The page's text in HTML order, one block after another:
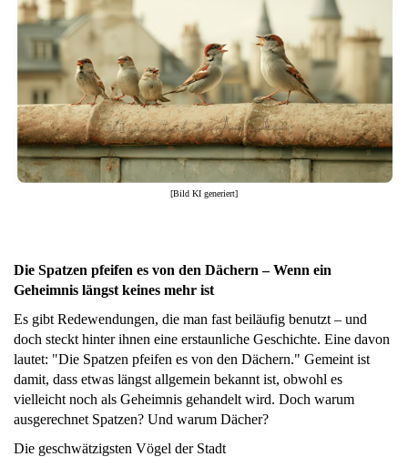
[Bild KI generiert]
Die Spatzen pfeifen es von den Dächern – Wenn ein
Geheimnis längst keines mehr ist
Es gibt Redewendungen, die man fast beiläufig benutzt – und
doch steckt hinter ihnen eine erstaunliche Geschichte. Eine davon
lautet: "Die Spatzen pfeifen es von den Dächern." Gemeint ist
damit, dass etwas längst allgemein bekannt ist, obwohl es
vielleicht noch als Geheimnis gehandelt wird. Doch warum
ausgerechnet Spatzen? Und warum Dächer?
Die geschwätzigsten Vögel der Stadt